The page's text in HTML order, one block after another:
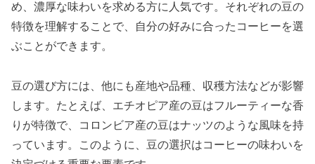
め、濃厚な味わいを求める方に人気です。それぞれの豆の
特徴を理解することで、自分の好みに合ったコーヒーを選
ぶことができます。
豆の選び方には、他にも産地や品種、収穫方法などが影響
します。たとえば、エチオピア産の豆はフルーティーな香
りが特徴で、コロンビア産の豆はナッツのような風味を持
っています。このように、豆の選択はコーヒーの味わいを